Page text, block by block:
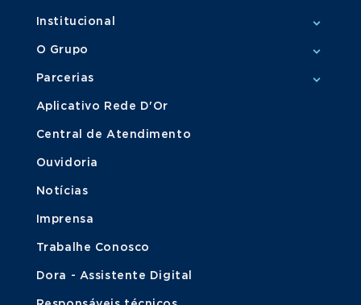
Institucional
O Grupo
Parcerias
Aplicativo Rede D'Or
Central de Atendimento
Ouvidoria
Notícias
Imprensa
Trabalhe Conosco
Dora - Assistente Digital